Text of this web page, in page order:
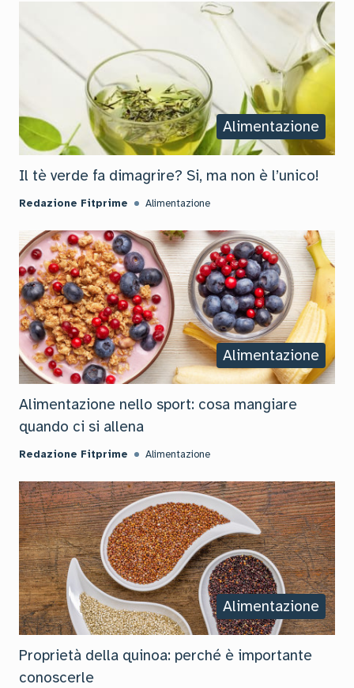
Alimentazione
Il tè verde fa dimagrire? Si, ma non è l’unico!
Redazione Fitprime Alimentazione
Alimentazione
Alimentazione nello sport: cosa mangiare
quando ci si allena
Redazione Fitprime Alimentazione
Alimentazione
Proprietà della quinoa: perché è importante
conoscerle